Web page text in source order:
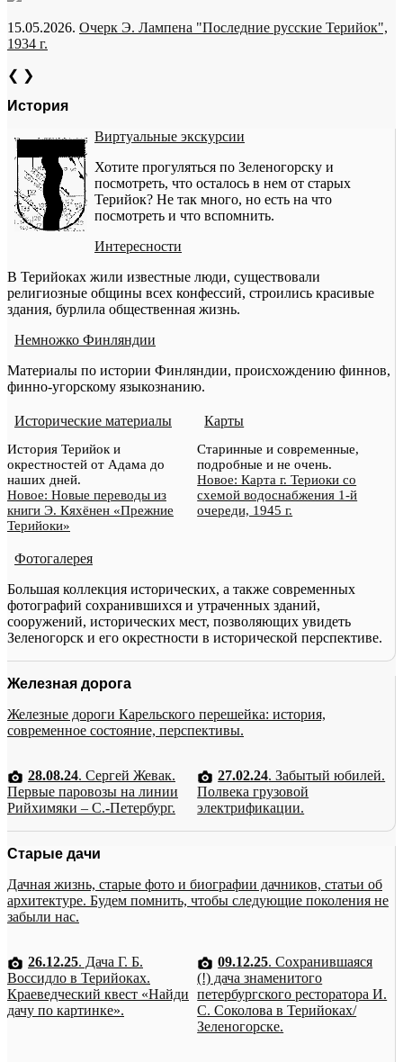
15.05.2026. Очерк Э. Лампена "Последние русские Терийок",
1934 г.
❮ ❯
История
Виртуальные экскурсии
Хотите прогуляться по Зеленогорску и
посмотреть, что осталось в нем от старых
Терийок? Не так много, но есть на что
посмотреть и что вспомнить.
Интересности
В Терийоках жили известные люди, существовали
религиозные общины всех конфессий, строились красивые
здания, бурлила общественная жизнь.
Немножко Финляндии
Материалы по истории Финляндии, происхождению финнов,
финно-угорскому языкознанию.
Исторические материалы
История Терийок и
окрестностей от Адама до
наших дней.
Новое: Новые переводы из
книги Э. Кяхёнен «Прежние
Терийоки»
Карты
Старинные и современные,
подробные и не очень.
Новое: Карта г. Териоки со
схемой водоснабжения 1-й
очереди, 1945 г.
Фотогалерея
Большая коллекция исторических, а также современных
фотографий сохранившихся и утраченных зданий,
сооружений, исторических мест, позволяющих увидеть
Зеленогорск и его окрестности в исторической перспективе.
Железная дорога
Железные дороги Карельского перешейка: история,
современное состояние, перспективы.
28.08.24. Сергей Жевак.
Первые паровозы на линии
Рийхимяки – С.-Петербург.
27.02.24. Забытый юбилей.
Полвека грузовой
электрификации.
Старые дачи
Дачная жизнь, старые фото и биографии дачников, статьи об
архитектуре. Будем помнить, чтобы следующие поколения не
забыли нас.
26.12.25. Дача Г. Б.
Воссидло в Терийоках.
Краеведческий квест «Найди
дачу по картинке».
09.12.25. Сохранившаяся
(!) дача знаменитого
петербургского ресторатора И.
С. Соколова в Терийоках/
Зеленогорске.